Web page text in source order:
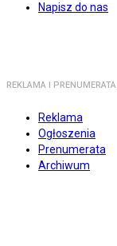
Napisz do nas
REKLAMA I PRENUMERATA
Reklama
Ogłoszenia
Prenumerata
Archiwum